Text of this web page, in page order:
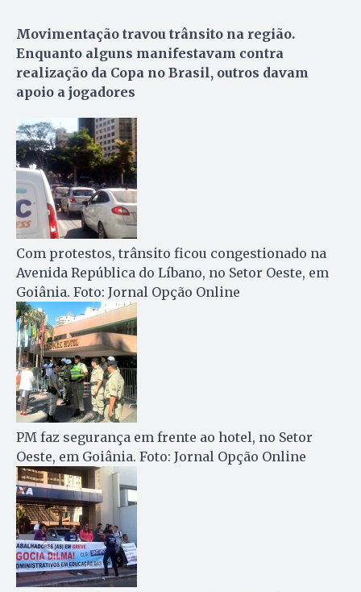
Movimentação travou trânsito na região.
Enquanto alguns manifestavam contra
realização da Copa no Brasil, outros davam
apoio a jogadores
Com protestos, trânsito ficou congestionado na
Avenida República do Líbano, no Setor Oeste, em
Goiânia. Foto: Jornal Opção Online
PM faz segurança em frente ao hotel, no Setor
Oeste, em Goiânia. Foto: Jornal Opção Online